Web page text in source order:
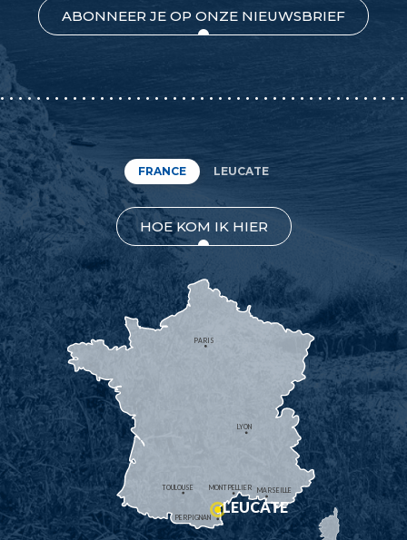
ABONNEER JE OP ONZE NIEUWSBRIEF
FRANCE LEUCATE
HOE KOM IK HIER
MONTPELLIER
PERPIGNAN
MARSEILLE
TOULOUSE
LYON
PARIS
LEUCATE